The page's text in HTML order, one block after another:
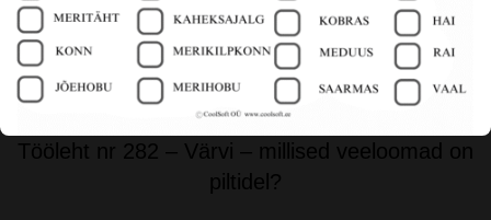
Tööleht nr 282 – Värvi – millised veeloomad on
piltidel?